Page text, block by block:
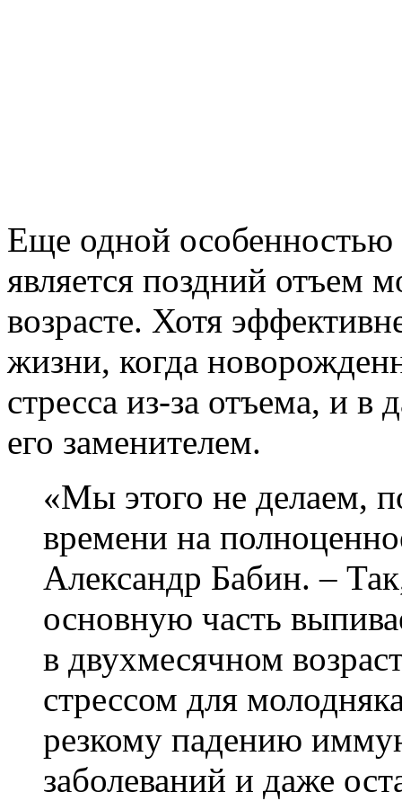
Еще одной
является поздний отъем
возрасте. Хотя
жизни, когда
стресса из-за отъема, и
его заменителем.
«Мы этого не делаем,
времени на
Александр Бабин. ‒
основную часть
в двухмесячном
стрессом для
резкому падению
заболеваний и даже